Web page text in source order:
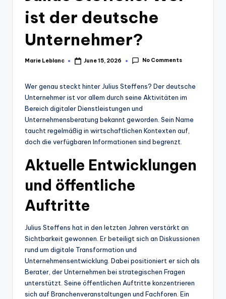
ist der deutsche
Unternehmer?
Posted
Marie Leblanc June 15, 2026 No Comments
Wer genau steckt hinter Julius Steffens? Der deutsche
Unternehmer ist vor allem durch seine Aktivitäten im
Bereich digitaler Dienstleistungen und
Unternehmensberatung bekannt geworden. Sein Name
taucht regelmäßig in wirtschaftlichen Kontexten auf,
doch die verfügbaren Informationen sind begrenzt.
Aktuelle Entwicklungen
und öffentliche
Auftritte
Julius Steffens hat in den letzten Jahren verstärkt an
Sichtbarkeit gewonnen. Er beteiligt sich an Diskussionen
rund um digitale Transformation und
Unternehmensentwicklung. Dabei positioniert er sich als
Berater, der Unternehmen bei strategischen Fragen
unterstützt. Seine öffentlichen Auftritte konzentrieren
sich auf Branchenveranstaltungen und Fachforen. Ein